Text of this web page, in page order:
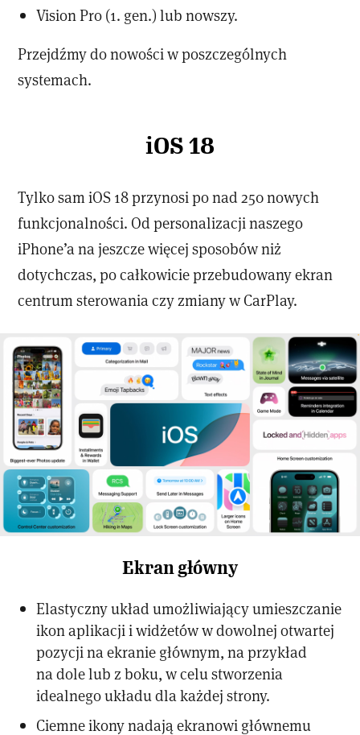
Vision Pro (1. gen.) lub nowszy.
Przejdźmy do nowości w poszczególnych
systemach.
iOS 18
Tylko sam iOS 18 przynosi po nad 250 nowych
funkcjonalności. Od personalizacji naszego
iPhone’a na jeszcze więcej sposobów niż
dotychczas, po całkowicie przebudowany ekran
centrum sterowania czy zmiany w CarPlay.
Ekran główny
Elastyczny układ umożliwiający umieszczanie
ikon aplikacji i widżetów w dowolnej otwartej
pozycji na ekranie głównym, na przykład
na dole lub z boku, w celu stworzenia
idealnego układu dla każdej strony.
Ciemne ikony nadają ekranowi głównemu